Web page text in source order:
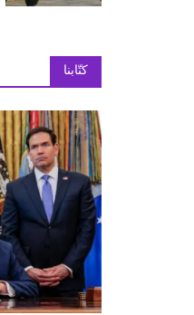
كتّابنا